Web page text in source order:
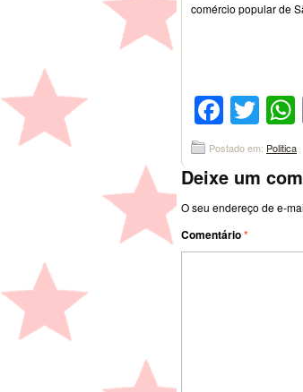
comércio popular de
Postado em: Politica
Deixe um
O seu endereço de e-
Comentário*